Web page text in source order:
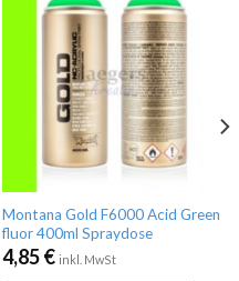
Montana Gold F6000 Acid Green
fluor 400ml Spraydose
4,85€ inkl. MwSt